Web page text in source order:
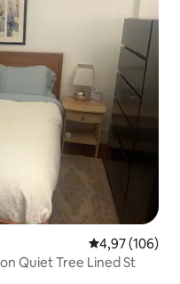
4,97 af 5 í
4,97 (106)
Quiet Tree Lined St